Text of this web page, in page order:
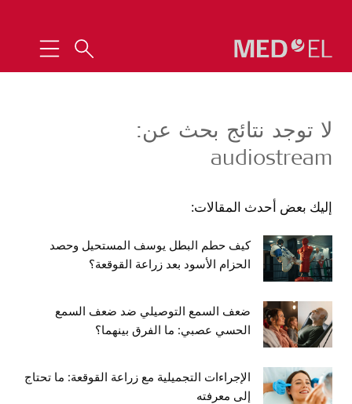
لا توجد نتائج بحث عن:
audiostream
إليك بعض أحدث المقالات:
كيف حطم البطل يوسف المستحيل وحصد
الحزام الأسود بعد زراعة القوقعة؟
ضعف السمع التوصيلي ضد ضعف السمع
الحسي عصبي: ما الفرق بينهما؟
الإجراءات التجميلية مع زراعة القوقعة: ما تحتاج
إلى معرفته